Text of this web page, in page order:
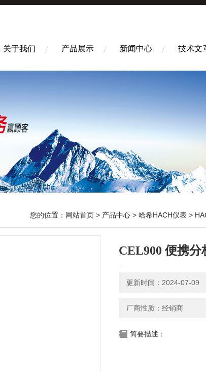
关于我们 产品展示 新闻中心 技术文
您的位置： 网站首页 > 产品中心 > 哈希HACH仪表 >
CEL900 便携分
更新时间：2024-07-09
厂商性质：经销商
简要描述：